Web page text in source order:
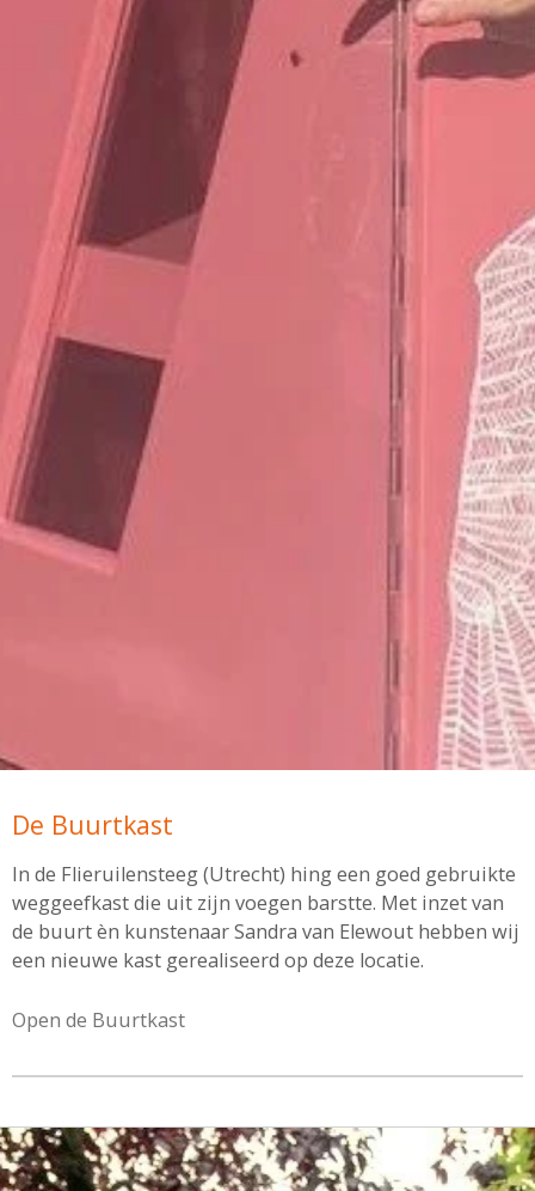
De Buurtkast
In de Flieruilensteeg (Utrecht) hing een goed gebruikte
weggeefkast die uit zijn voegen barstte. Met inzet van
de buurt èn kunstenaar Sandra van Elewout hebben wij
een nieuwe kast gerealiseerd op deze locatie.
Open de Buurtkast